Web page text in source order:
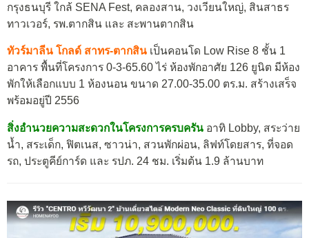
กรุงธนบุรี ใกล้ SENA Fest, คลองสาน, วงเวียนใหญ่, สินสาธร
ทาวเวอร์, รพ.ตากสิน และ สะพานตากสิน
ทัวร์มาลีน โกลด์ สาทร-ตากสิน เป็นคอนโด Low Rise 8 ชั้น 1
อาคาร พื้นที่โครงการ 0-3-65.60 ไร่ ห้องพักอาศัย 126 ยูนิต มีห้อง
พักให้เลือกแบบ 1 ห้องนอน ขนาด 27.00-35.00 ตร.ม. สร้างเสร็จ
พร้อมอยู่ปี 2556
สิ่งอำนวยความสะดวกในโครงการครบครัน อาทิ Lobby, สระว่าย
น้ำ, สระเด็ก, ฟิตเนส, ซาวน่า, สวนพักผ่อน, ลิฟท์โดยสาร, ที่จอด
รถ, ประตูคีย์การ์ด และ รปภ. 24 ชม. เริ่มต้น 1.9 ล้านบาท